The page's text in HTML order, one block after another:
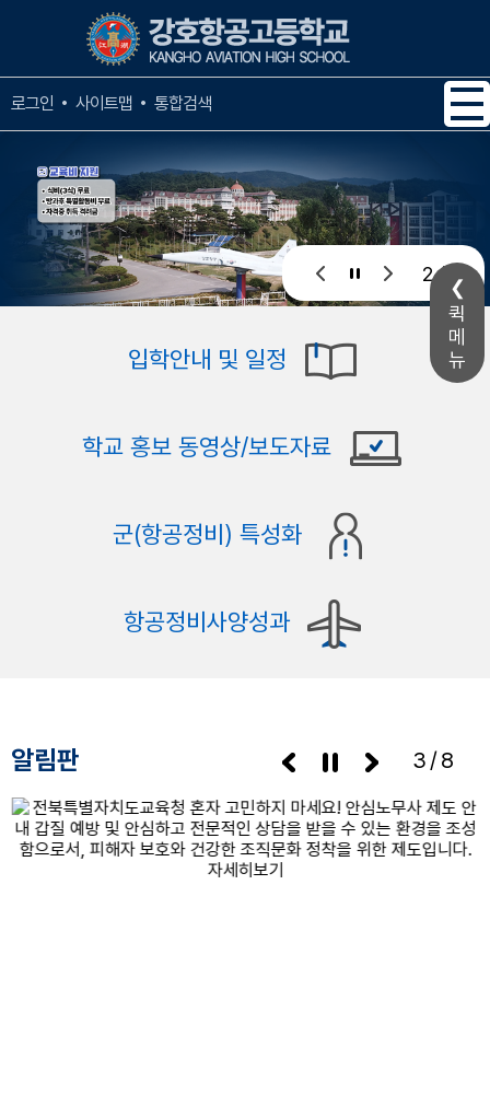
퀵
메
뉴
로그인 사이트맵 통합검색
3 / 4
입학안내 및 일정
학교 홍보 동영상/보도자료
군(항공정비) 특성화
항공정비사양성과
알림판 3/8